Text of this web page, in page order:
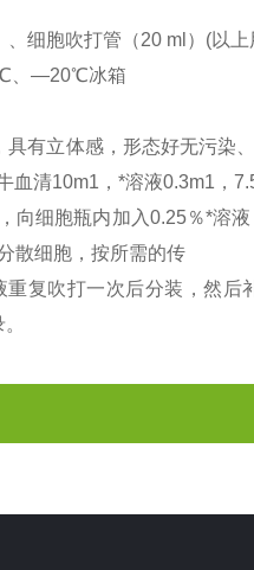
、细胞吹打管（20 ml）(以
、—20℃冰箱
有立体感，形态好无污染
清10m1，*溶液0.3m1，
向细胞瓶内加入0.25％*溶
散细胞，按所需的传
复吹打一次后分装，然